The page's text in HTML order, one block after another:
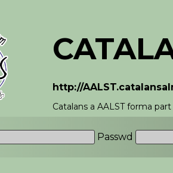
http://
Catalans a AALST forma
Passwd